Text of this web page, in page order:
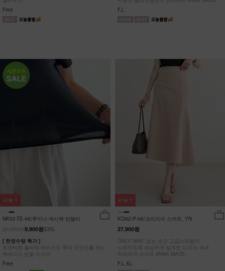
Free
F,L
NK52-TE-46/루미나 섹시백 반팔티
53%
9,900원
[ 한정수량 특가 ]
로맨틱한 플라워 레이스로 룩에 포인트를 주는
백레이스 반팔 티셔츠
Free
리뷰 1
KO62-P-06/크리지아 스커트_YN
27,900원
ONLY NAK! 입는 순간 고급스러움이
느껴지도록 세심하게 설계한 나크의 국내
자체제작 스커트 #NAK MADE.
F,L,XL
리뷰 1